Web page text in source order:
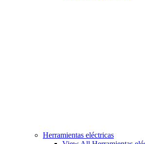
Herramientas eléctricas